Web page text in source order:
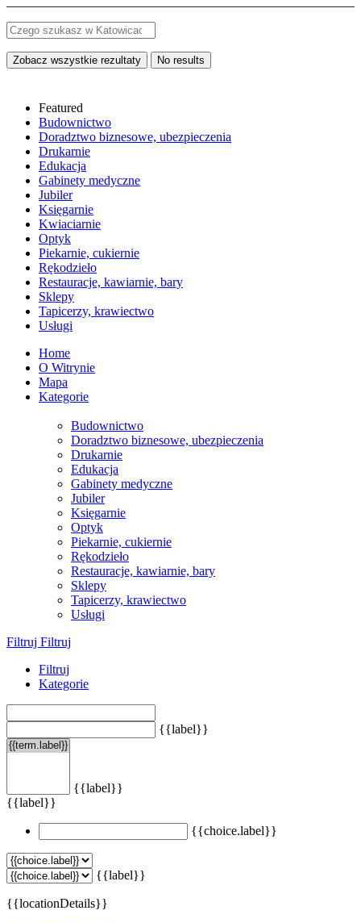
Zobacz wszystkie rezultaty No results
Featured
Budownictwo
Doradztwo biznesowe, ubezpieczenia
Drukarnie
Edukacja
Gabinety medyczne
Jubiler
Księgarnie
Kwiaciarnie
Optyk
Piekarnie, cukiernie
Rękodzieło
Restauracje, kawiarnie, bary
Sklepy
Tapicerzy, krawiectwo
Usługi
Home
O Witrynie
Mapa
Kategorie
Budownictwo
Doradztwo biznesowe, ubezpieczenia
Drukarnie
Edukacja
Gabinety medyczne
Jubiler
Księgarnie
Optyk
Piekarnie, cukiernie
Rękodzieło
Restauracje, kawiarnie, bary
Sklepy
Tapicerzy, krawiectwo
Usługi
Filtruj Filtruj
Filtruj
Kategorie
{{label}}
{{label}}
{{label}}
{{choice.label}}
{{label}}
{{locationDetails}}